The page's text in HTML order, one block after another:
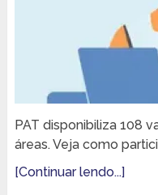
PAT disponibiliza 108
áreas. Veja como
[Continuar lendo...]